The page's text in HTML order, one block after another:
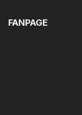
FANPAGE